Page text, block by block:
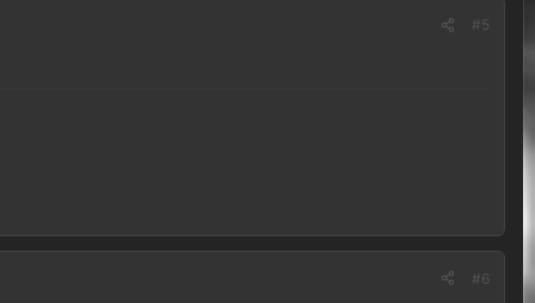
#5
#6